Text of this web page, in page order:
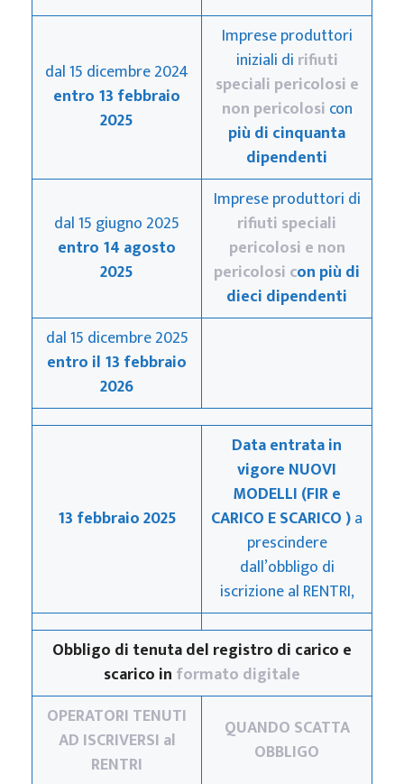
dal 15 dicembre 2024
entro 13 febbraio
2025
Imprese produttori
iniziali di rifiuti
speciali pericolosi e
non pericolosi con
più di cinquanta
dipendenti
dal 15 giugno 2025
entro 14 agosto
2025
Imprese produttori di
rifiuti speciali
pericolosi e non
pericolosi con più di
dieci dipendenti
dal 15 dicembre 2025
entro il 13 febbraio
2026
13 febbraio 2025
Data entrata in
vigore NUOVI
MODELLI (FIR e
CARICO E SCARICO )a
prescindere
dall’obbligo di
iscrizione al RENTRI,
Obbligo di tenuta del registro di carico e
scarico in formato digitale
OPERATORI TENUTI
AD ISCRIVERSI al
RENTRI
QUANDO SCATTA
OBBLIGO